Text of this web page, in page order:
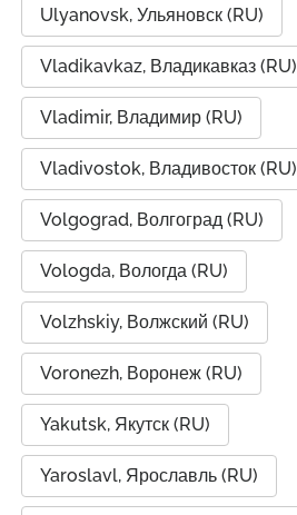
Ulyanovsk, Ульяновск (RU)
Vladikavkaz, Владикавказ (RU)
Vladimir, Владимир (RU)
Vladivostok, Владивосток (RU)
Volgograd, Волгоград (RU)
Vologda, Вологда (RU)
Volzhskiy, Волжский (RU)
Voronezh, Воронеж (RU)
Yakutsk, Якутск (RU)
Yaroslavl, Ярославль (RU)